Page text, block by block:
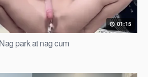
01:15
Nag park at nag cum